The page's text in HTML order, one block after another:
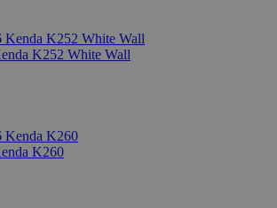
K252 White Wall
K260